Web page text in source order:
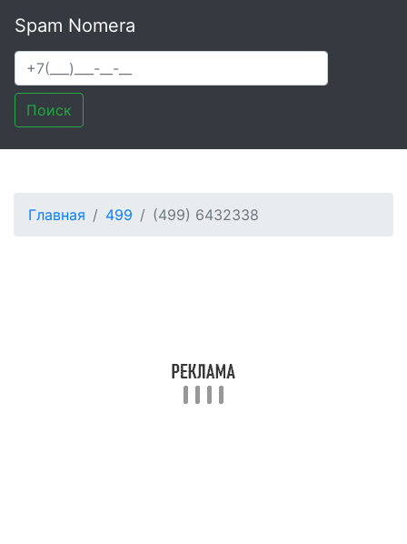
Spam Nomera
Поиск
Главная 499 (499) 6432338